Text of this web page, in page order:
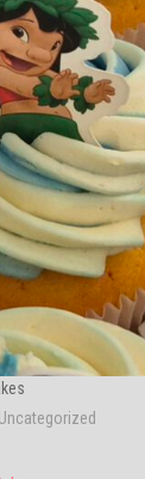
Uncategorized